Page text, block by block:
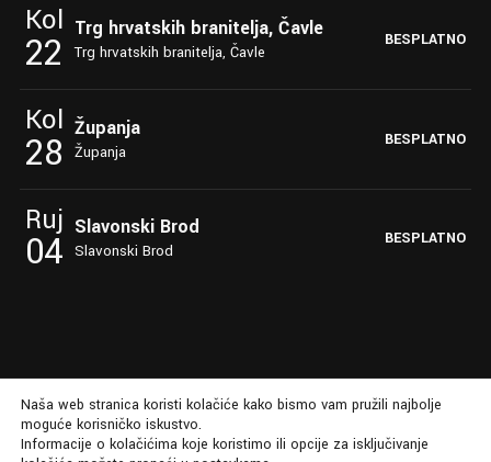
Kol
22
Trg hrvatskih branitelja, Čavle
Trg hrvatskih branitelja, Čavle
BESPLATNO
Kol
28
Županja
Županja
BESPLATNO
Ruj
04
Slavonski Brod
Slavonski Brod
BESPLATNO
Naša web stranica koristi kolačiće kako bismo vam pružili najbolje
moguće korisničko iskustvo.
Informacije o kolačićima koje koristimo ili opcije za isključivanje